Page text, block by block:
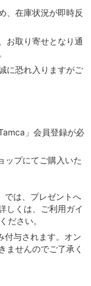
、在庫状況が即時反
お取り寄せとなり通
に恐れ入りますがご
」会員登録が必
ップにてご購⼊いた
では、プレゼントへ
しくは、ご利⽤ガイ
ださい。
付与されます。オン
ませんのでご了承く